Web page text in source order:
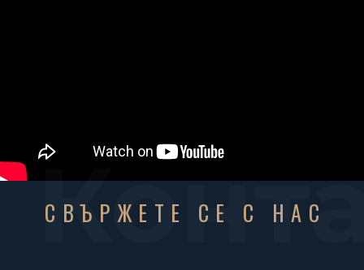
СВЪРЖЕТЕ СЕ С НАС